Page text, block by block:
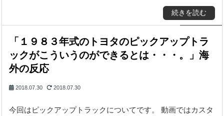
続きを読む
「１９８３年式のトヨタのピックアップトラ
ックがこういうのができるとは・・・。」海
外の反応
2018.07.30 2018.07.30
今回はピックアップトラックについてです。 動画ではカスタ